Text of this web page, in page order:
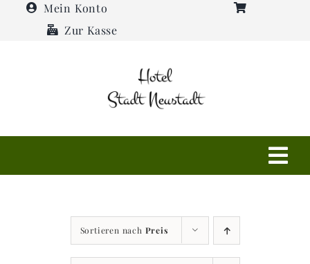
Mein Konto
Zur Kasse
Sortieren nach Preis